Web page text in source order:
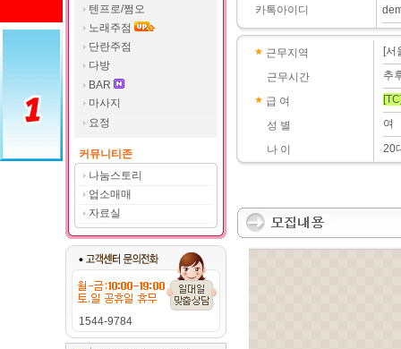
텐프로/쩜오
노래주점
단란주점
다방
BAR
마사지
요정
커뮤니티존
나눔스토리
업소매매
자료실
1544-9784
카톡아이디
근무지역
근무시간
급 여
성 별
나 이
[서
추
여
20